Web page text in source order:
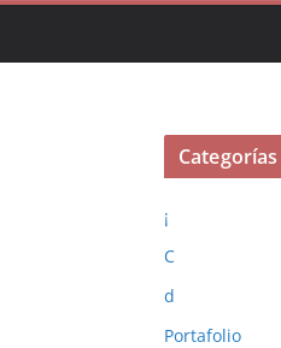
Categorías
¡
C
d
Portafolio